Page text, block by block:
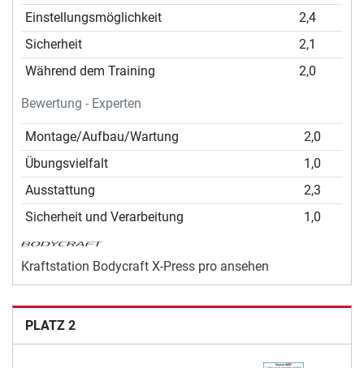
Einstellungsmöglichkeit
2,4
Sicherheit
2,1
Während dem Training
2,0
Bewertung - Experten
Montage/Aufbau/Wartung
2,0
Übungsvielfalt
1,0
Ausstattung
2,3
Sicherheit und Verarbeitung
1,0
Kraftstation Bodycraft X-Press pro ansehen
PLATZ 2